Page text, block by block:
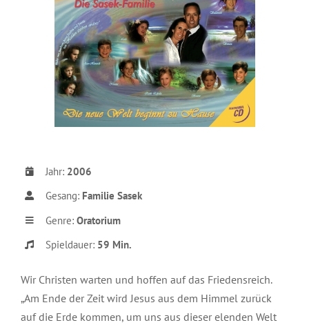
Jahr: 2006
Gesang: Familie Sasek
Genre: Oratorium
Spieldauer: 59 Min.
Wir Christen warten und hoffen auf das Friedensreich.
„Am Ende der Zeit wird Jesus aus dem Himmel zurück
auf die Erde kommen, um uns aus dieser elenden Welt